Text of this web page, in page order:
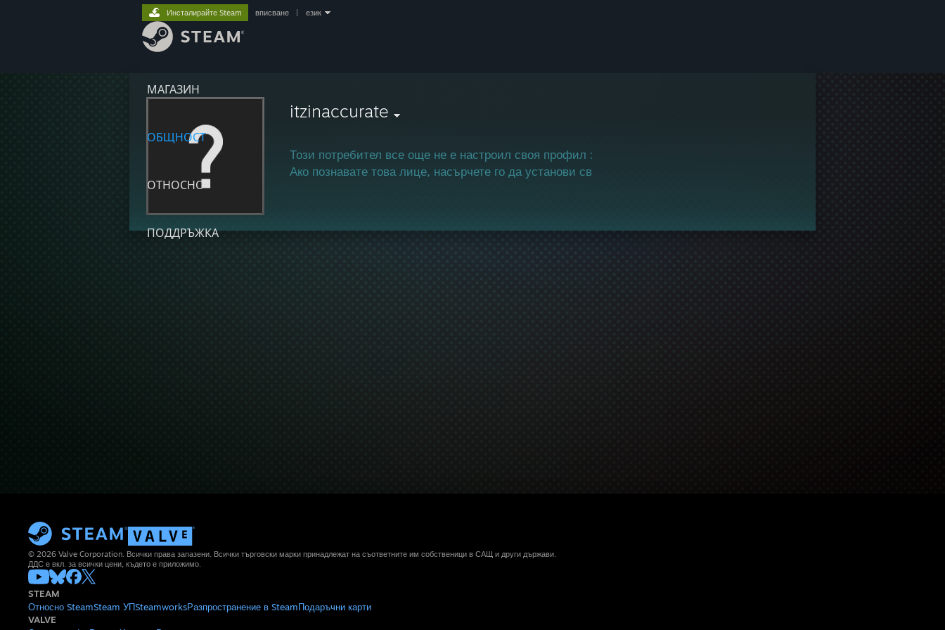
МАГАЗИН
ОБЩНОСТ
ОТНОСНО
ПОДДРЪЖКА
Инсталирайте Steam вписване език
itzinaccurate
Този потребител все още не е настроил своя профил за Steam общността.
Ако познавате това лице, насърчете го да установи своя профил и да се присъедини към игралното преживяване!
© 2026 Valve Corporation. Всички права запазени. Всички търговски марки принадлежат на съответните им собственици в САЩ и други държави.
ДДС е вкл. за всички цени, където е приложимо.
STEAM
Относно SteamSteam УПSteamworksРазпространение в SteamПодаръчни карти
VALVE